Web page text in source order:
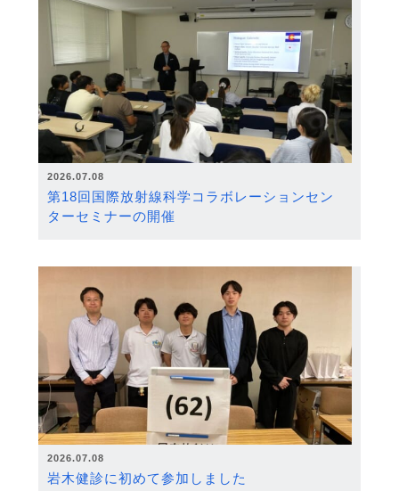
2026.07.08
第18回国際放射線科学コラボレーションセン
ターセミナーの開催
2026.07.08
岩木健診に初めて参加しました